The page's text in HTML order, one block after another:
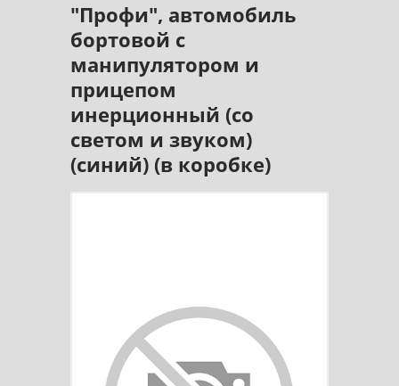
"Профи", автомобиль
бортовой с
манипулятором и
прицепом
инерционный (со
светом и звуком)
(синий) (в коробке)